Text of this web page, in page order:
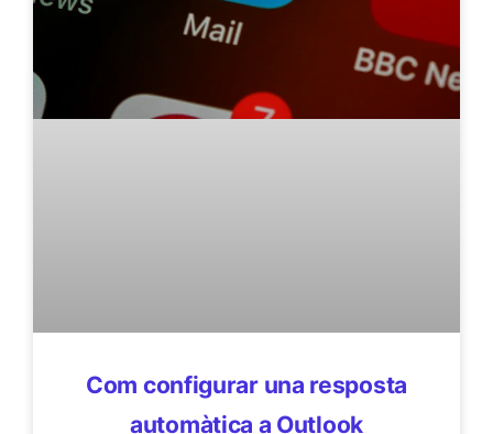
Com configurar una resposta
automàtica a Outlook